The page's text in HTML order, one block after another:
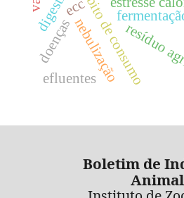
hábito de consumo
nebulizaçãoresíduo
efluentes
doenças
ecc
Boletim de
Animal